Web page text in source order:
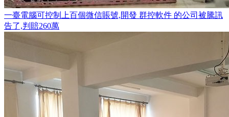
一臺電腦可控制上百個微信賬號,開發 群控軟件 的公司被騰訊
告了,判賠260萬